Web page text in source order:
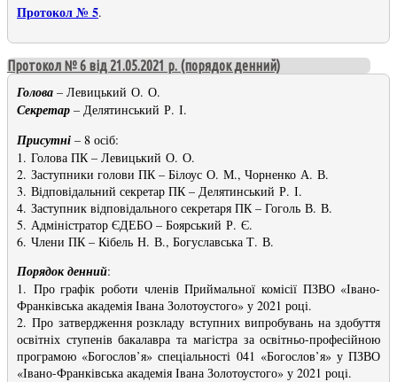
Протокол № 5.
Протокол № 6 від 21.05.2021 р. (порядок денний)
Голова – Левицький О. О.
Секретар – Делятинський Р. І.
Присутні – 8 осіб:
1. Голова ПК – Левицький О. О.
2. Заступники голови ПК – Білоус О. М., Чорненко А. В.
3. Відповідальний секретар ПК – Делятинський Р. І.
4. Заступник відповідального секретаря ПК – Гоголь В. В.
5. Адміністратор ЄДЕБО – Боярський Р. Є.
6. Члени ПК – Кібель Н. В., Богуславська Т. В.
Порядок денний:
1. Про графік роботи членів Приймальної комісії ПЗВО «Івано-
Франківська академія Івана Золотоустого» у 2021 році.
2. Про затвердження розкладу вступних випробувань на здобуття
освітніх ступенів бакалавра та магістра за освітньо-професійною
програмою «Богослов’я» спеціальності 041 «Богослов’я» у ПЗВО
«Івано-Франківська академія Івана Золотоустого» у 2021 році.